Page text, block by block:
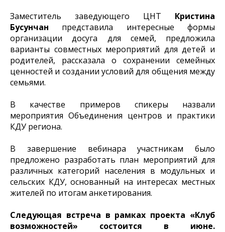
Заместитель заведующего ЦНТ Кристина
Бусунчан представила интересные формы
организации досуга для семей, предложила
варианты совместных мероприятий для детей и
родителей, рассказала о сохранении семейных
ценностей и создании условий для общения между
семьями.
В качестве примеров спикеры назвали
мероприятия Объединения центров и практики
КДУ региона.
В завершение вебинара участникам было
предложено разработать план мероприятий для
различных категорий населения в модульных и
сельских КДУ, основанный на интересах местных
жителей по итогам анкетирования.
Следующая встреча в рамках проекта «Клуб
возможностей» состоится в июне.